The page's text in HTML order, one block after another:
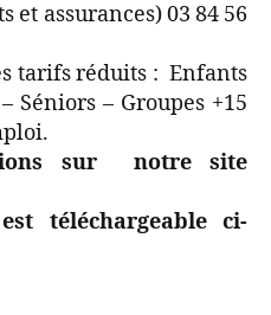
assurances) 03 84 56
tarifs réduits : Enfants
Séniors – Groupes +15
sur notre site
téléchargeable ci-